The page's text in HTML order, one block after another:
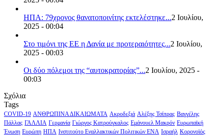
ΗΠΑ: 79χρονος θανατοποινίτης εκτελέστηκε...2 Ιουλίου,
2025 - 00:04
Στο τιμόνι της ΕΕ η Δανία με προτεραιότητες...2 Ιουλίου,
2025 - 00:03
Οι δύο πόλεμοι της “αυτοκρατορίας”...2 Ιουλίου, 2025 -
00:03
Σχόλια
Tags
COVID-19 ΑΝΘΡΩΠΙΝΑ ΔΙΚΑΙΩΜΑΤΑ Ακροδεξιά Αλέξης Τσίπρας Βαγγέλης
Πάλλας ΓΑΛΛΙΑ Γερμανία Γιώργος Κατρούγκαλος Εμάνουελ Μακρόν Ευρωπαϊκή
Ένωση Ευρώπη ΗΠΑ Ινστιτούτο Εναλλακτικών Πολιτικών ΕΝΑ Ισραήλ Κορονοϊός